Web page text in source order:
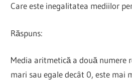
Care este inegalitatea mediilor
Răspuns:
Media aritmetică a două numere
mari sau egale decât 0, este mai